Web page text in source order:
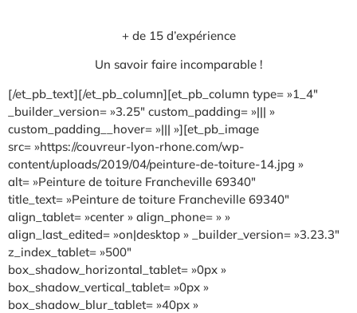
+ de 15 d’expérience
Un savoir faire incomparable !
[/et_pb_text][/et_pb_column][et_pb_column type= »1_4″
_builder_version= »3.25″ custom_padding= »||| »
custom_padding__hover= »||| »][et_pb_image
src= »https://couvreur-lyon-rhone.com/wp-
content/uploads/2019/04/peinture-de-toiture-14.jpg »
alt= »Peinture de toiture Francheville 69340″
title_text= »Peinture de toiture Francheville 69340″
align_tablet= »center » align_phone= » »
align_last_edited= »on|desktop » _builder_version= »3.23.3″
z_index_tablet= »500″
box_shadow_horizontal_tablet= »0px »
box_shadow_vertical_tablet= »0px »
box_shadow_blur_tablet= »40px »